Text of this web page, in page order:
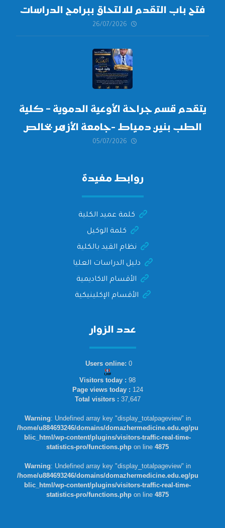
فتح باب التقدم للالتحاق ببرامج الدراسات
العليا لدورة
أكتوبر 2026،
26/07/2026
يتقدم قسم جراحة الأوعية الدموية – كلية
الطب بنين دمياط -جامعة الأزهر بخالص
التهنئة وأصدق الأمنيات إلى الأستاذ
05/07/2026
روابط مفيدة
كلمة عميد الكلية
كلمة الوكيل
نظام القيد بالكلية
دليل الدراسات العليا
الأقسام الاكاديمية
الأقسام الإكلينيكية
عدد الزوار
Users online: 0
Visitors today : 98
Page views today : 124
Total visitors : 37,647
Warning: Undefined array key "display_totalpageview" in
/home/u884693246/domains/domazhermedicine.edu.eg/pu
blic_html/wp-content/plugins/visitors-traffic-real-time-
statistics-pro/functions.php on line 4875
Warning: Undefined array key "display_totalpageview" in
/home/u884693246/domains/domazhermedicine.edu.eg/pu
blic_html/wp-content/plugins/visitors-traffic-real-time-
statistics-pro/functions.php on line 4875